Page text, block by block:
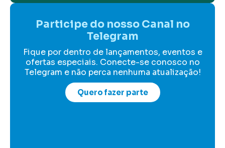
Participe do nosso Canal no
Telegram
Fique por dentro de lançamentos, eventos e
ofertas especiais. Conecte-se conosco no
Telegram e não perca nenhuma atualização!
Quero fazer parte